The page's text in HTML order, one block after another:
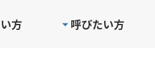
方 呼びたい方